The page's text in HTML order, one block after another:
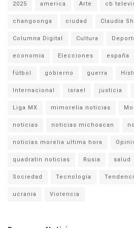
2025 america Arte cb
changoonga ciudad Claudia
Columna Digital Cultura
economia Elecciones españa
fútbol gobierno guerra
Internacional israel justicia
Liga MX mimorelia noticias
noticias noticias michoacan
noticias morelia ultima hora
quadratin noticias Rusia salud
Sociedad Tecnología
ucrania Violencia